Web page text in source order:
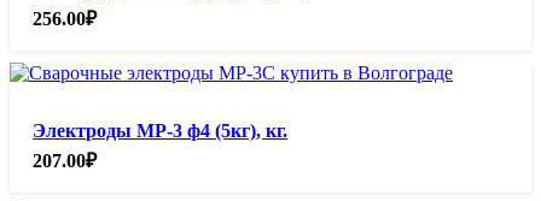
256.00₽
Электроды МР-3 ф4 (5кг), кг.
207.00₽